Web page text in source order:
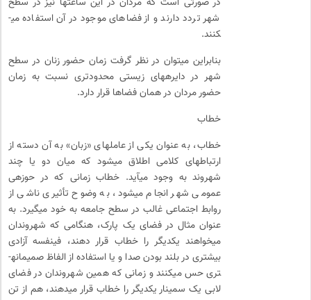
شهر تردد دارند و از فضاهای موجود در آن استفاده می­
کنند.
بنابراین می­توان در نظر گرفت زمان حضور زنان در سطح
شهر در دایره­های زیستی محدودتری نسبت به زمان
حضور مردان در همان فضاها قرار دارد.
خطاب
خطاب، به عنوان یکی از عامل­های «زبان» به آن دسته از
ارتباط­های کلامی اطلاق می­شود که میان دو یا چند
شهروند به وجود می­آید. خطاب زمانی که در حوزه­ی
عمومی شهر انجام می­شود، به وضوح تأثیری ناشی از
روابط اجتماعی غالب در سطح جامعه به خود می­گیرد. به
عنوان مثال در فضای یک پارک، هنگامی که شهروندان
می­خواهند یکدیگر را خطاب قرار دهند، فی­نفسه آزادی
بیشتری در بلند بودن صدا و یا استفاده از الفاظ صمیمانه­
تری حس می­کنند و زمانی که همین شهروندان در فضای
لابی یک سمینار یکدیگر را خطاب قرار می­دهند، هم از تن